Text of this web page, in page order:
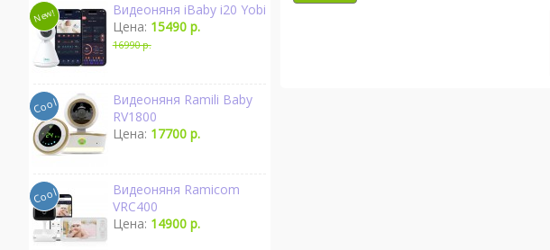
Видеоняня iBaby i20 Yobi
Цена: 15490 р.
16990 р.
Видеоняня Ramili Baby
RV1800
Цена: 17700 р.
Видеоняня Ramicom
VRC400
Цена: 14900 р.